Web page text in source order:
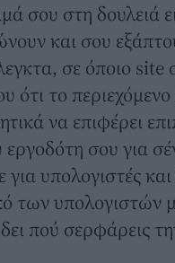
σου στη δουλειά
και σου
σε όποιο site
ότι το
να επιφέρει
σου για
για υπολογιστές
των υπολογιστών
πού σερφάρεις